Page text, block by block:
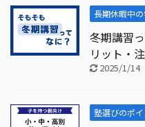
長期休暇中
冬期講習
リット・
2025/1/14
塾選びのポイ